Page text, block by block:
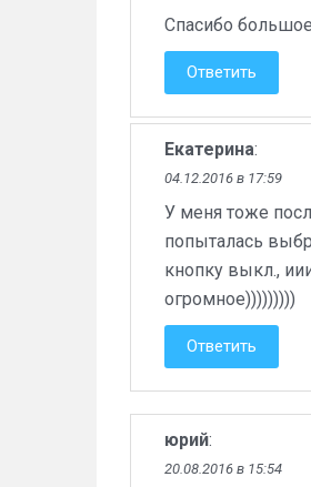
Спасибо
Ответить
Екатерина:
04.12.2016 в 17:59
У меня тоже
попыталась
кнопку выкл.,
огромное)))))))))
Ответить
юрий:
20.08.2016 в 15:54